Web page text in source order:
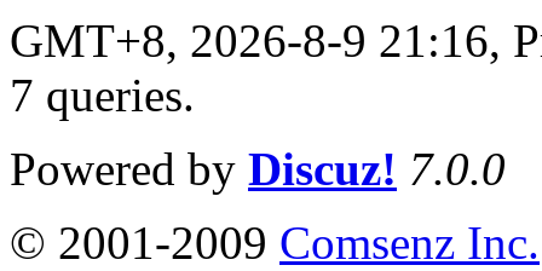
GMT+8, 2026-8-9 21:16,
7 queries.
Powered by Discuz! 7.0.0
© 2001-2009 Comsenz Inc.